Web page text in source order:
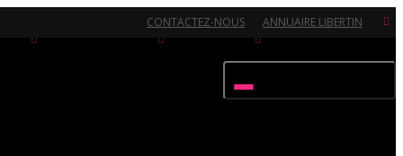
CONTACTEZ-NOUS ANNUAIRE LIBERTIN